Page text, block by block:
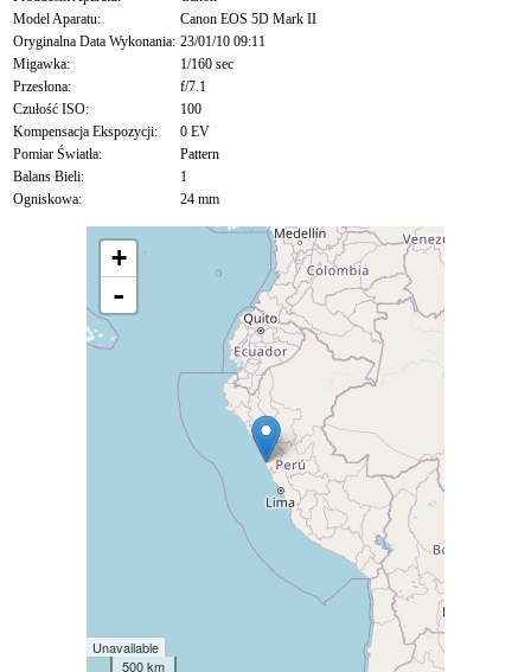
Model Aparatu:
Canon EOS 5D Mark II
Oryginalna Data Wykonania: 23/01/10 09:11
Migawka:
1/160 sec
Przesłona:
f/7.1
Czułość ISO:
100
Kompensacja Ekspozycji:
0 EV
Pomiar Światła:
Pattern
Balans Bieli:
1
Ogniskowa:
24 mm
+
-
Unavailable
500 km